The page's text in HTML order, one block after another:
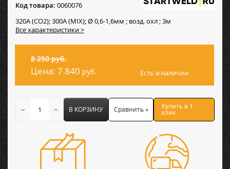
Код товара: 0060076
320А (CO2); 300А (MIX); Ø 0,6-1,6мм ; возд. охл ; 3м
Все характеристики >
8 250 руб.
Цена: 7 840 руб. Есть в наличии
В КОРЗИНУ Сравнить » Купить в 1
клик